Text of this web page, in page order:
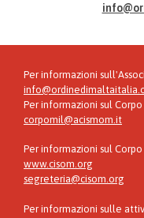
Per informazioni
Per informazioni sul
corpomil@acismom.it
Per informazioni sul
www.cisom.org
segreteria@cisom.org
Per informazioni sulle